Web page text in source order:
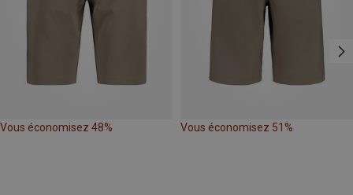
Vous économisez 48% Vous économisez 51%